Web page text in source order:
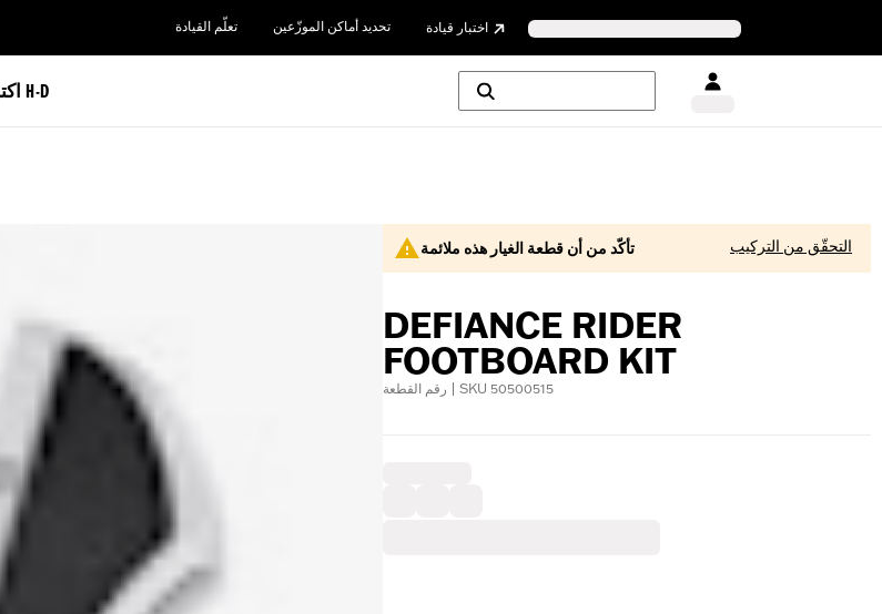
تعلّم القيادة تحديد أماكن الموزّعين اختبار قيادة
اكتشف H-D
تأكّد من أن قطعة الغيار هذه ملائمة التحقّق من التركيب
DEFIANCE RIDER
FOOTBOARD KIT
رقم القطعة | SKU 50500515